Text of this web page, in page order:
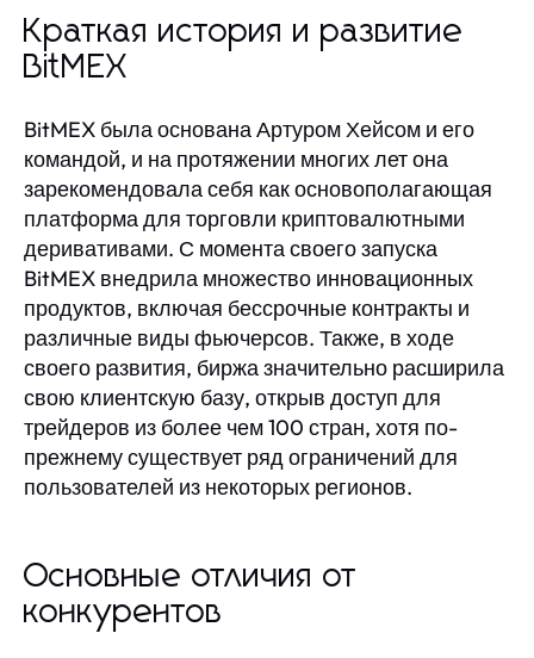
Краткая история и развитие
BitMEX
BitMEX была основана Артуром Хейсом и его
командой, и на протяжении многих лет она
зарекомендовала себя как основополагающая
платформа для торговли криптовалютными
деривативами. С момента своего запуска
BitMEX внедрила множество инновационных
продуктов, включая бессрочные контракты и
различные виды фьючерсов. Также, в ходе
своего развития, биржа значительно расширила
свою клиентскую базу, открыв доступ для
трейдеров из более чем 100 стран, хотя по-
прежнему существует ряд ограничений для
пользователей из некоторых регионов.
Основные отличия от
конкурентов